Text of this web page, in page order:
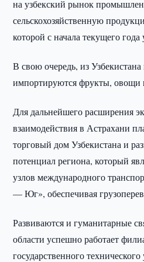
на узбекский рынок
сельскохозяйственную
которой с начала текущего
В свою очередь, из
импортируются фрукты, овощи
Для дальнейшего расширения
взаимодействия в Астрахани
торговый дом Узбекистана и
потенциал региона, который
узлов международного
— Юг», обеспечивая
Развиваются и гуманитарные
области успешно работает
государственного